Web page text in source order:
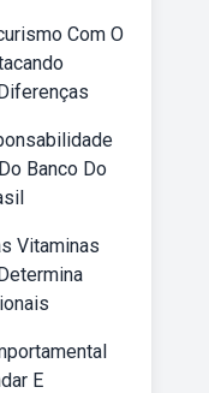
Com O
Banco Do
Vitaminas
E